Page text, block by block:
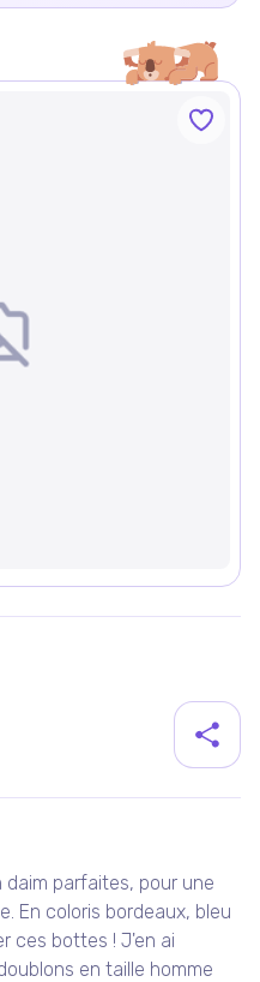
parfaites, pour une
En coloris bordeaux, bleu
ces bottes ! J'en ai
en taille homme